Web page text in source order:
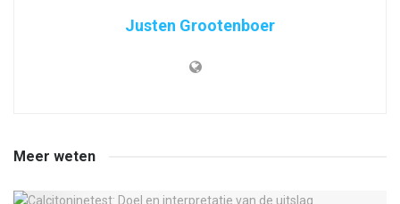
Justen Grootenboer
Meer weten